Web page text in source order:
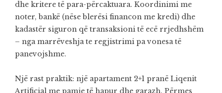
dhe kritere të para-përcaktuara. Koordinimi me
noter, bankë (nëse blerësi financon me kredi) dhe
kadastër siguron që transaksioni të ecë rrjedhshëm
– nga marrëveshja te regjistrimi pa vonesa të
panevojshme.
Një rast praktik: një apartament 2+1 pranë Liqenit
Artificial me pamje të hapur dhe garazh. Përmes